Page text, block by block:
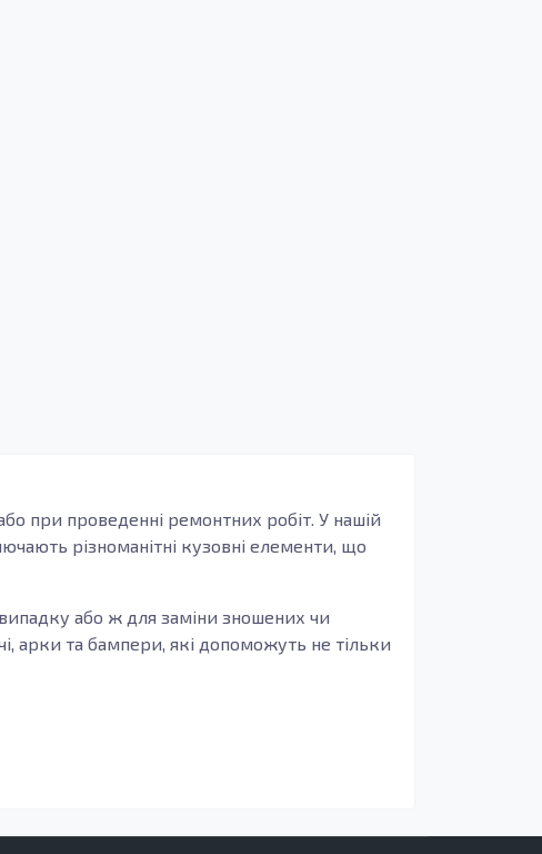
при проведенні ремонтних робіт. У нашій
різноманітні кузовні елементи, що
або ж для заміни зношених чи
арки та бампери, які допоможуть не тільки
важливою. Заміна зношених порогів